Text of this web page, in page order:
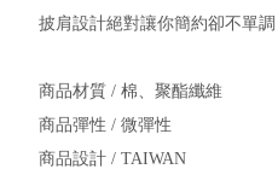
披肩設計絕對讓你簡約卻不單調
商品材質 / 棉、聚酯纖維
商品彈性 / 微彈性
商品設計 / TAIWAN